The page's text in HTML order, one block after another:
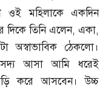
ওই মহিলাকে একদিন
দিকে তিনি এলেন, একা,
অস্বাভাবিক ঠেকলো।
সদ্য আসা আমি ধরেই
করে আসবেন। উচ্চ